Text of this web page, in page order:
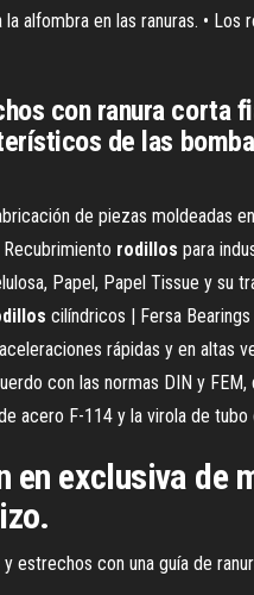
alfombra en las ranuras. • Los
con ranura corta
de las
de piezas moldeadas
rodillos para
Papel, Papel Tissue y su
cilíndricos | Fersa
rápidas y en altas
con las normas DIN y FEM,
acero F-114 y la virola de tubo
exclusiva de
estrechos con una guía de